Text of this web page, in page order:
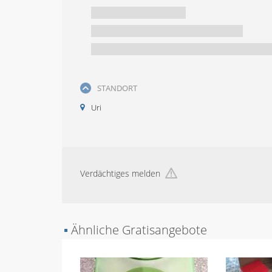
STANDORT
Uri
Verdächtiges melden
▪ Ähnliche Gratisangebote